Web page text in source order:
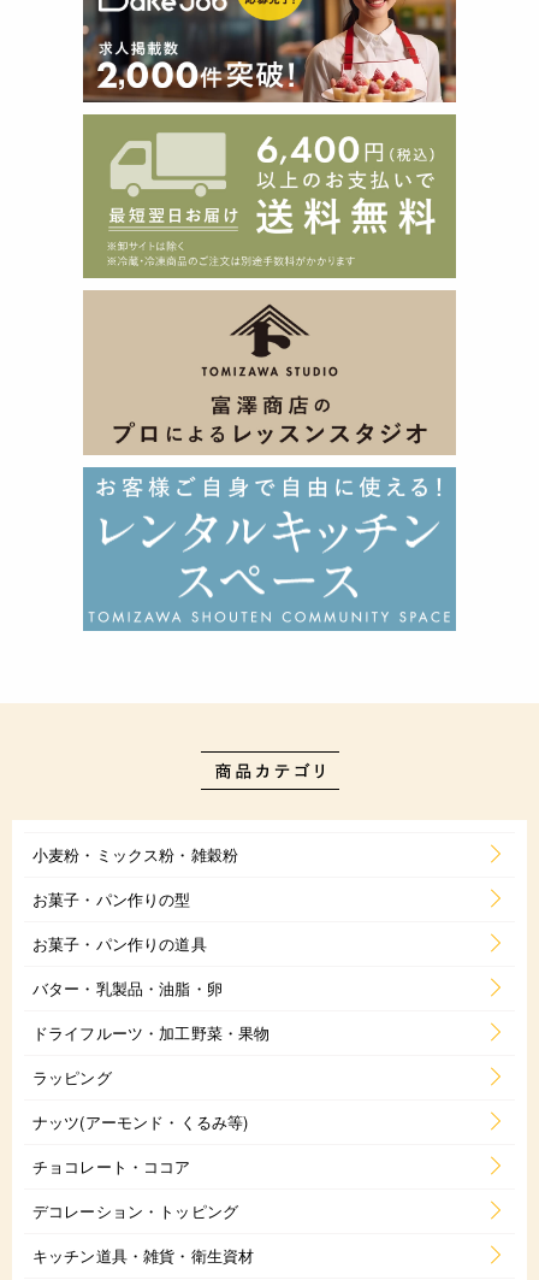
小麦粉・ミックス粉・雑穀粉
お菓子・パン作りの型
お菓子・パン作りの道具
バター・乳製品・油脂・卵
ドライフルーツ・加工野菜・果物
ラッピング
ナッツ(アーモンド・くるみ等)
チョコレート・ココア
デコレーション・トッピング
キッチン道具・雑貨・衛生資材